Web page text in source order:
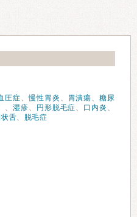
圧症、慢性胃炎 、 胃潰瘍、糖尿
、 湿疹、 円形脱毛症、 口内炎 、
舌、 脱毛症